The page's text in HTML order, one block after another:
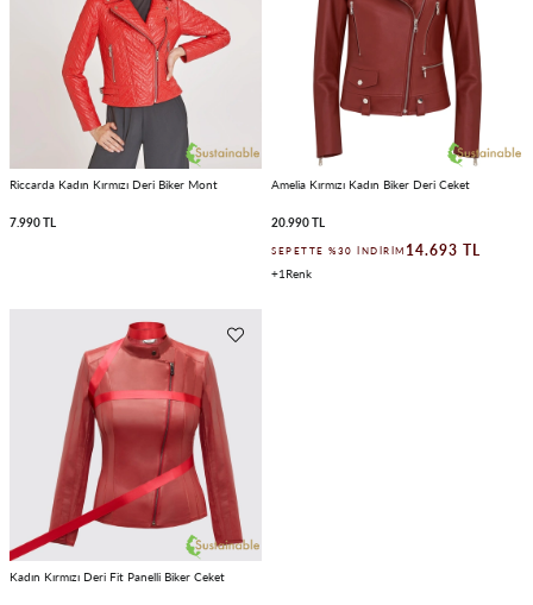
Riccarda Kadın Kırmızı Deri Biker Mont
7.990 TL
Amelia Kırmızı Kadın Biker Deri Ceket
20.990 TL
SEPETTE %30 İNDIRIM 14.693 TL
1
Kadın Kırmızı Deri Fit Panelli Biker Ceket